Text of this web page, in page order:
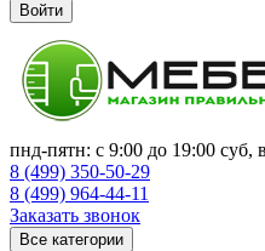
Войти
пнд-пятн: с 9:00 до 19:00 суб,
8 (499) 350-50-29
8 (499) 964-44-11
Заказать звонок
Все категории